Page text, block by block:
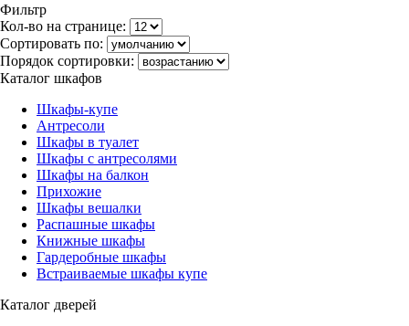
Фильтр
Кол-во на странице:
Сортировать по:
Порядок сортировки:
Каталог шкафов
Шкафы-купе
Антресоли
Шкафы в туалет
Шкафы с антресолями
Шкафы на балкон
Прихожие
Шкафы вешалки
Распашные шкафы
Книжные шкафы
Гардеробные шкафы
Встраиваемые шкафы купе
Каталог дверей